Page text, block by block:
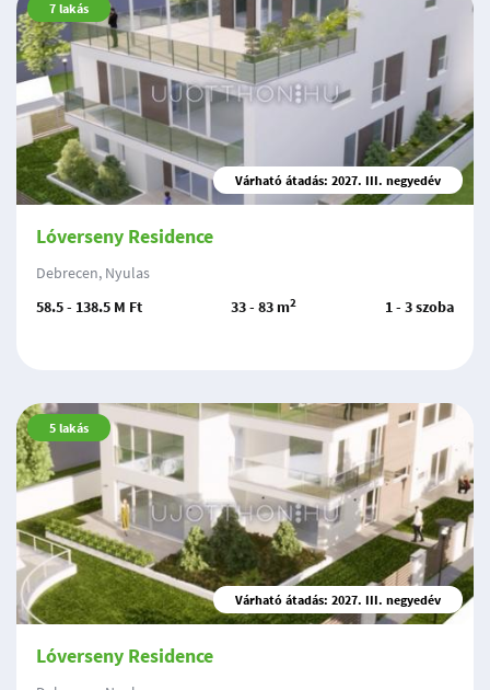
7 lakás
Várható átadás: 2027. III. negyedév
Lóverseny Residence
Debrecen, Nyulas
58.5 - 138.5 M Ft
33 - 83 m2 1 - 3 szoba
5 lakás
Várható átadás: 2027. III. negyedév
Lóverseny Residence